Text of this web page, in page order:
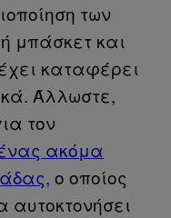
των
μπάσκετ και
καταφέρει
Άλλωστε,
τον
ακόμα
ο οποίος